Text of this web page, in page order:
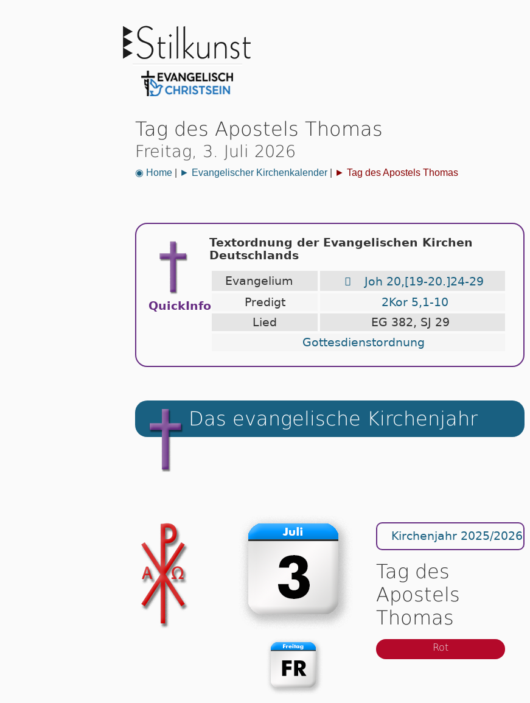
Tag des Apostels Thomas
Freitag, 3. Juli 2026
◉ Home ► Evangelischer Kirchenkalender ► Tag des Apostels Thomas
QuickInfo
Textordnung der Evangelischen Kirchen
Deutschlands
Evangelium

Joh 20,[19-20.]24-29
Predigt
2Kor 5,1-10
Lied
EG 382, SJ 29
Gottesdienstordnung
Das evangelische Kirchenjahr
Kirchenjahr 2025/2026
Tag des
Apostels
Thomas
Rot